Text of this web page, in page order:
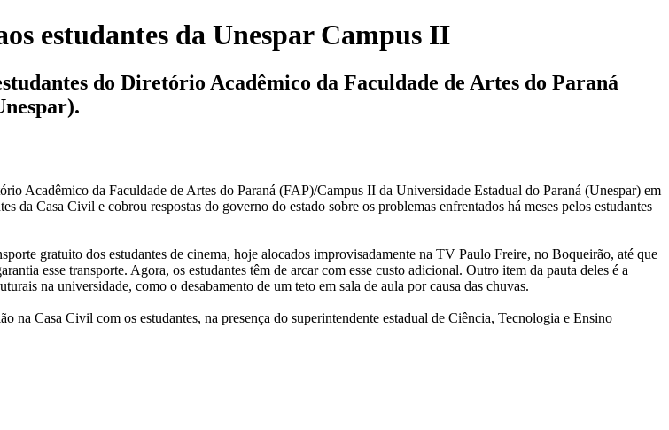
estudantes da Unespar Campus II
do Diretório Acadêmico da Faculdade de Artes do Paraná
Acadêmico da Faculdade de Artes do Paraná (FAP)/Campus II da Universidade Estadual do Paraná (Unespar) em
Casa Civil e cobrou respostas do governo do estado sobre os problemas enfrentados há meses pelos estudantes
gratuito dos estudantes de cinema, hoje alocados improvisadamente na TV Paulo Freire, no Boqueirão, até que
esse transporte. Agora, os estudantes têm de arcar com esse custo adicional. Outro item da pauta deles é a
na universidade, como o desabamento de um teto em sala de aula por causa das chuvas.
na Casa Civil com os estudantes, na presença do superintendente estadual de Ciência, Tecnologia e Ensino